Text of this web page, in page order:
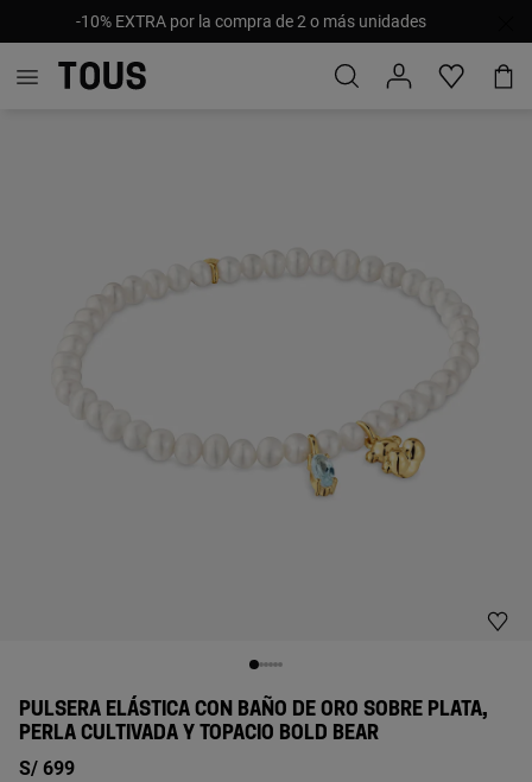
-10% EXTRA por la compra de 2 o más unidades
PULSERA ELÁSTICA CON BAÑO DE ORO SOBRE PLATA,
PERLA CULTIVADA Y TOPACIO BOLD BEAR
S/ 699